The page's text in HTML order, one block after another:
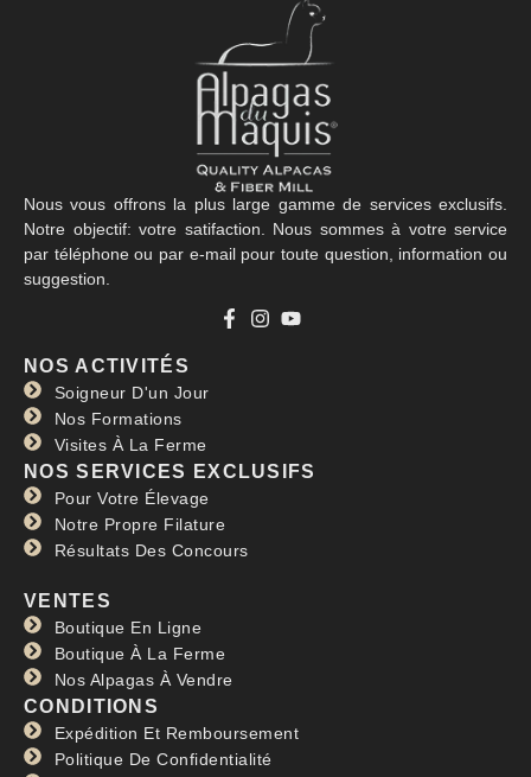
Nous vous offrons la plus large gamme de services exclusifs.
Notre objectif: votre satifaction. Nous sommes à votre service
par téléphone ou par e-mail pour toute question, information ou
suggestion.
NOS ACTIVITÉS
Soigneur D'un Jour
Nos Formations
Visites À La Ferme
NOS SERVICES EXCLUSIFS
Pour Votre Élevage
Notre Propre Filature
Résultats Des Concours
VENTES
Boutique En Ligne
Boutique À La Ferme
Nos Alpagas À Vendre
CONDITIONS
Expédition Et Remboursement
Politique De Confidentialité